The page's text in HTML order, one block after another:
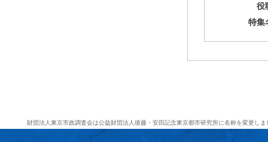
役
特集
財団法人東京市政調査会は公益財団法人後藤・安田記念東京都市研究所に名称を変更しま